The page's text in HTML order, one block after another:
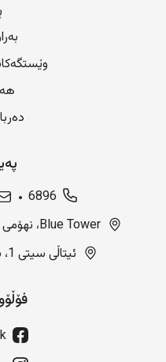
6896
Blue Tower، نهۆمی 4، ئۆفیسی 407، بەغدا، عێراق
ئیتاڵی سیتی 1، بینای 130 هەولێر، عێراق